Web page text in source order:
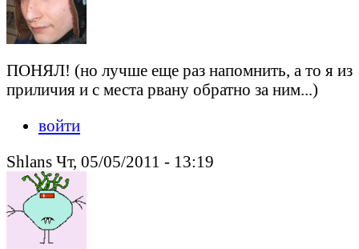
ПОНЯЛ! (но лучше еще раз напомнить, а то я из
приличия и с места рвану обратно за ним...)
войти
Shlans Чт, 05/05/2011 - 13:19